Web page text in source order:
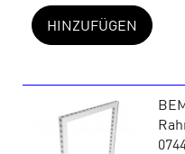
HINZUFÜGEN